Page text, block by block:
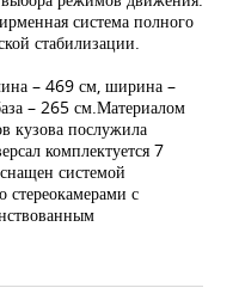
система полного
стабилизации.
– 469 см, ширина –
– 265 см.Материалом
кузова послужила
комплектуется 7
системой
с